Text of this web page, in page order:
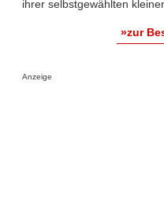
ihrer selbstgewählten
»zur
Anzeige